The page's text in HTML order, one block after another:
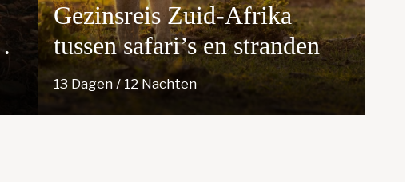
Gezinsreis Zuid-Afrika
tussen safari’s en stranden
13 Dagen / 12 Nachten